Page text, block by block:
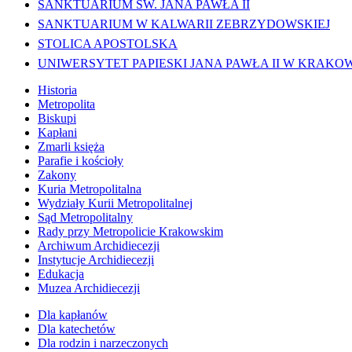
SANKTUARIUM ŚW. JANA PAWŁA II
SANKTUARIUM W KALWARII ZEBRZYDOWSKIEJ
STOLICA APOSTOLSKA
UNIWERSYTET PAPIESKI JANA PAWŁA II W
Historia
Metropolita
Biskupi
Kapłani
Zmarli księża
Parafie i kościoły
Zakony
Kuria Metropolitalna
Wydziały Kurii Metropolitalnej
Sąd Metropolitalny
Rady przy Metropolicie Krakowskim
Archiwum Archidiecezji
Instytucje Archidiecezji
Edukacja
Muzea Archidiecezji
Dla kapłanów
Dla katechetów
Dla rodzin i narzeczonych